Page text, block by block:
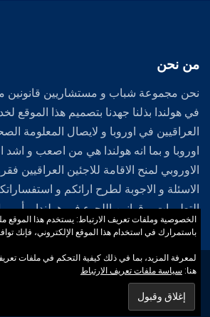
من نحن
نحن مجموعة شباب و مستشاريين قانونين من
في هولندا بذلنا جهدنا بتصميم هذا الموقع
العراقيين في اوروبا و لايصال المعلومة
اوروبا و بما انه هولندا هي من اصعب و اشد
الاوروبي لمنح الاقامة للاجئين العراقيين
الاسئلة و الاجوبة لطرح ارائكم و
التطورات و قوانين اللجوء في هولندا و
جميع حقوق النشر محفوظة لدي الموقع الرسمي
الخصوصية وملفات تعريف الارتباط: يستخدم هذا الموقع
باستمرارك في استخدام هذا الموقع الإلكتروني، فإنك
لمعرفة المزيد، بما في ذلك كيفية التحكم في ملفات
هنا: سياسة ملفات تعريف الارتباط